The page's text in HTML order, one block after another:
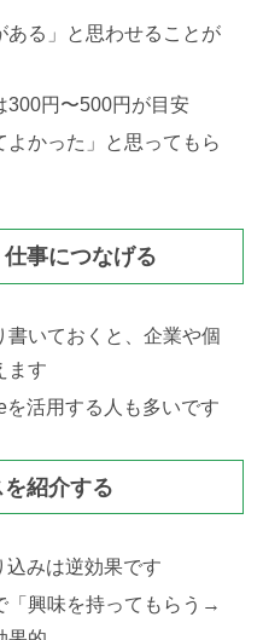
ある」と思わせることが
300円〜500円が目安
かった」と思ってもら
事につなげる
書いておくと、企業や個
ます
活用する人も多いです
紹介する
込みは逆効果です
「興味を持ってもらう→